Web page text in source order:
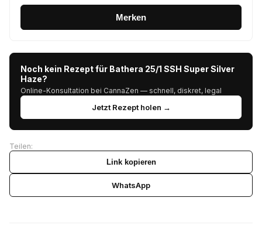
Merken
Noch kein Rezept für Bathera 25/1 SSH Super Silver
Haze?
Online-Konsultation bei CannaZen — schnell, diskret, legal
Jetzt Rezept holen →
Teilen:
Link kopieren
WhatsApp